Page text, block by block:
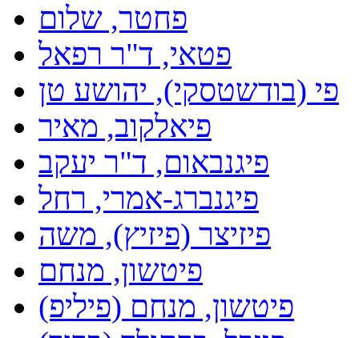
פחטר, שלום
פטאי, ד"ר רפאל
פי (בודשטסקי), יהושע טן
פיאלקוב, מאיר
פיגנבאום, ד"ר יעקב
פיגנברג-אמרי, רחל
פיזיצר (פיזיץ), משה
פיטשון, מנחם
פיטשון, מנחם (פיליפ)